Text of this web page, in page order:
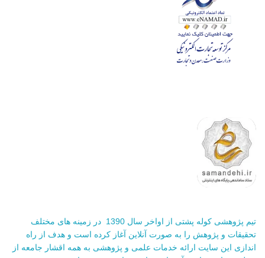
تیم پژوهشی کوله پشتی از اواخر سال 1390 در زمینه های مختلف
تحقیقات و پژوهش را به صورت آنلاین آغاز کرده است و هدف از راه
اندازی این سایت ارائه خدمات علمی و پژوهشی به همه اقشار جامعه از